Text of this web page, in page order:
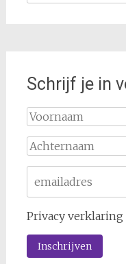
naar:
Schrijf je in
Privacy verklaring